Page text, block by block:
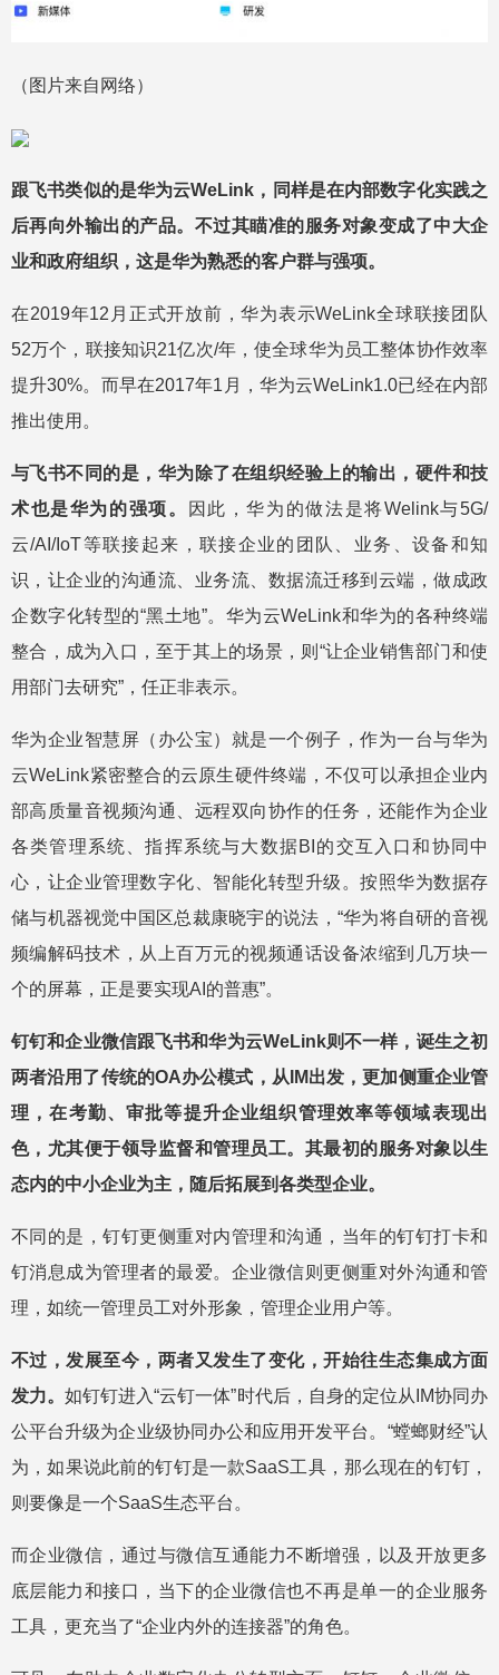
（图片来自网络）
跟飞书类似的是华为云WeLink，同样是在内部数字化实践之
后再向外输出的产品。不过其瞄准的服务对象变成了中大企
业和政府组织，这是华为熟悉的客户群与强项。
在2019年12月正式开放前，华为表示WeLink全球联接团队
52万个，联接知识21亿次/年，使全球华为员工整体协作效率
提升30%。而早在2017年1月，华为云WeLink1.0已经在内部
推出使用。
与飞书不同的是，华为除了在组织经验上的输出，硬件和技
术也是华为的强项。
因此，华为的做法是将Welink与5G/
云/AI/IoT等联接起来，联接企业的团队、业务、设备和知
识，让企业的沟通流、业务流、数据流迁移到云端，做成政
企数字化转型的“黑土地”。华为云WeLink和华为的各种终端
整合，成为入口，至于其上的场景，则“让企业销售部门和使
用部门去研究”，任正非表示。
华为企业智慧屏（办公宝）就是一个例子，作为一台与华为
云WeLink紧密整合的云原生硬件终端，不仅可以承担企业内
部高质量音视频沟通、远程双向协作的任务，还能作为企业
各类管理系统、指挥系统与大数据BI的交互入口和协同中
心，让企业管理数字化、智能化转型升级。按照华为数据存
储与机器视觉中国区总裁康晓宇的说法，“华为将自研的音视
频编解码技术，从上百万元的视频通话设备浓缩到几万块一
个的屏幕，正是要实现AI的普惠”。
钉钉和企业微信跟飞书和华为云WeLink则不一样，诞生之初
两者沿用了传统的OA办公模式，从IM出发，更加侧重企业管
理，在考勤、审批等提升企业组织管理效率等领域表现出
色，尤其便于领导监督和管理员工。其最初的服务对象以生
态内的中小企业为主，随后拓展到各类型企业。
不同的是，钉钉更侧重对内管理和沟通，当年的钉钉打卡和
钉消息成为管理者的最爱。企业微信则更侧重对外沟通和管
理，如统一管理员工对外形象，管理企业用户等。
不过，发展至今，两者又发生了变化，开始往生态集成方面
发力。如钉钉进入“云钉一体”时代后，自身的定位从IM协同办
公平台升级为企业级协同办公和应用开发平台。“螳螂财经”认
为，如果说此前的钉钉是一款SaaS工具，那么现在的钉钉，
则要像是一个SaaS生态平台。
而企业微信，通过与微信互通能力不断增强，以及开放更多
底层能力和接口，当下的企业微信也不再是单一的企业服务
工具，更充当了“企业内外的连接器”的角色。